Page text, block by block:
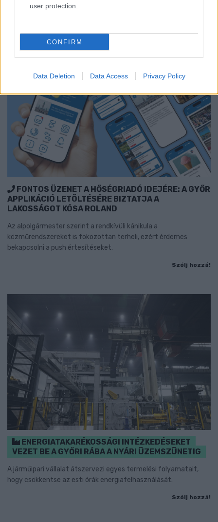
user protection.
CONFIRM
Data Deletion Data Access Privacy Policy
FONTOS ÜZENET A HŐSÉGRIADÓ IDEJÉRE: A GYŐR
APPLIKÁCIÓ LETÖLTÉSÉRE BIZTATJA A
LAKOSSÁGOT KÓSA ROLAND
Az alpolgármester szerint a rendkívüli kánikula a
közműrendszereket is fokozottan terheli, ezért érdemes
bekapcsolni a push értesítéseket.
Szólj hozzá!
ENERGIATAKARÉKOSSÁGI INTÉZKEDÉSEKET
VEZET BE A GYŐRI RÁBA A NYÁRI ÜZEMSZÜNETIG
A járműipari vállalat átszervezi egyes termelési folyamatait,
hogy csökkentse az esti órák energiafelhasználását.
Szólj hozzá!